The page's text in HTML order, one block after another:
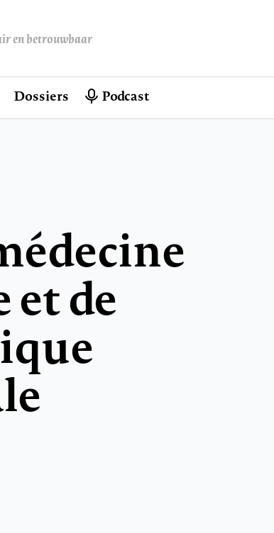
en betrouwbaar
Dossiers Podcast
de